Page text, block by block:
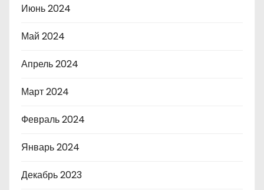
Июнь 2024
Май 2024
Апрель 2024
Март 2024
Февраль 2024
Январь 2024
Декабрь 2023